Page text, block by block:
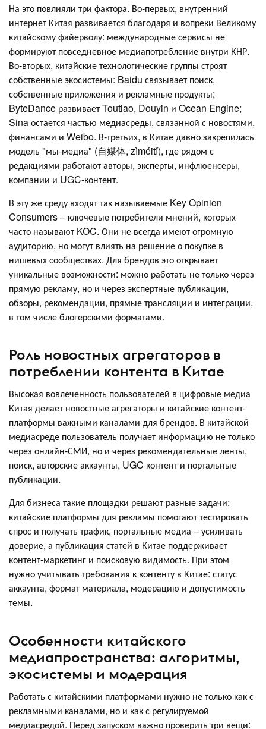
На это повлияли три фактора. Во-первых, внутренний
интернет Китая развивается благодаря и вопреки Великому
китайскому файерволу: международные сервисы не
формируют повседневное медиапотребление внутри КНР.
Во-вторых, китайские технологические группы строят
собственные экосистемы: Baidu связывает поиск,
собственные приложения и рекламные продукты;
ByteDance развивает Toutiao, Douyin и Ocean Engine;
Sina остается частью медиасреды, связанной с новостями,
финансами и Weibo. В-третьих, в Китае давно закрепилась
модель "мы-медиа" (自媒体, zìméitǐ), где рядом с
редакциями работают авторы, эксперты, инфлюенсеры,
компании и UGC-контент.
В эту же среду входят так называемые Key Opinion
Consumers – ключевые потребители мнений, которых
часто называют KOC. Они не всегда имеют огромную
аудиторию, но могут влиять на решение о покупке в
нишевых сообществах. Для брендов это открывает
уникальные возможности: можно работать не только через
прямую рекламу, но и через экспертные публикации,
обзоры, рекомендации, прямые трансляции и интеграции,
в том числе блогерскими форматами.
Роль новостных агрегаторов в
потреблении контента в Китае
Высокая вовлеченность пользователей в цифровые медиа
Китая делает новостные агрегаторы и китайские контент-
платформы важными каналами для брендов. В китайской
медиасреде пользователь получает информацию не только
через онлайн-СМИ, но и через рекомендательные ленты,
поиск, авторские аккаунты, UGC контент и портальные
публикации.
Для бизнеса такие площадки решают разные задачи:
китайские платформы для рекламы помогают тестировать
спрос и получать трафик, портальные медиа – усиливать
доверие, а публикация статей в Китае поддерживает
контент-маркетинг и поисковую видимость. При этом
нужно учитывать требования к контенту в Китае: статус
аккаунта, формат материала, модерацию и допустимость
темы.
Особенности китайского
медиапространства: алгоритмы,
экосистемы и модерация
Работать с китайскими платформами нужно не только как с
рекламными каналами, но и как с регулируемой
медиасредой. Перед запуском важно проверить три вещи: